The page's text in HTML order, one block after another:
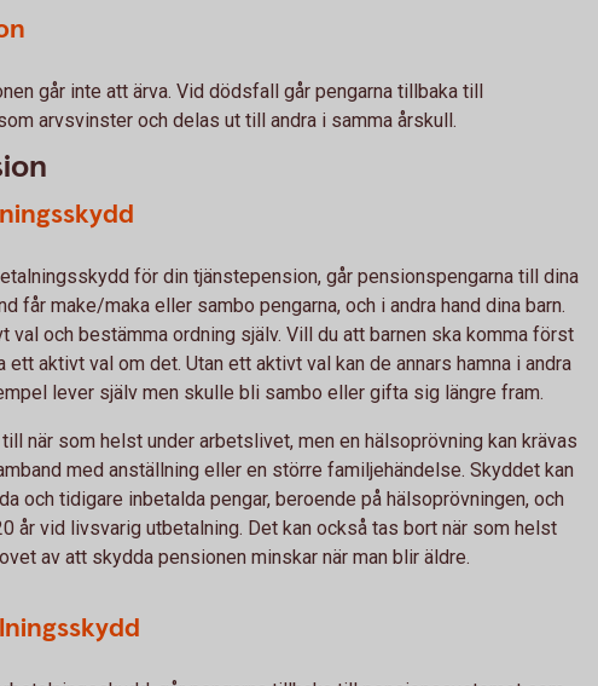
går inte att ärva. Vid dödsfall går pengarna tillbaka till
arvsvinster och delas ut till andra i samma årskull.
för din tjänstepension, går pensionspengarna till dina
får make/maka eller sambo pengarna, och i andra hand dina barn.
val och bestämma ordning själv. Vill du att barnen ska komma först
aktivt val om det. Utan ett aktivt val kan de annars hamna i andra
lever själv men skulle bli sambo eller gifta sig längre fram.
när som helst under arbetslivet, men en hälsoprövning kan krävas
med anställning eller en större familjehändelse. Skyddet kan
och tidigare inbetalda pengar, beroende på hälsoprövningen, och
år vid livsvarig utbetalning. Det kan också tas bort när som helst
av att skydda pensionen minskar när man blir äldre.